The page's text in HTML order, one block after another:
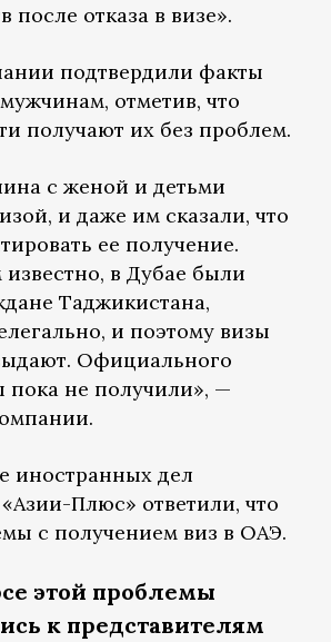
после отказа в визе».
подтвердили факты
отметив, что
получают их без проблем.
с женой и детьми
и даже им сказали, что
ее получение.
в Дубае были
Таджикистана,
и поэтому визы
Официального
пока не получили», —
иностранных дел
Плюс» ответили, что
с получением виз в ОАЭ.
этой проблемы
к представителям